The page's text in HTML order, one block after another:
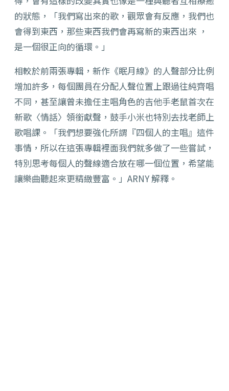
的狀態，「我們寫出來的歌，觀眾會有反應，我們也
會得到東西，那些東西我們會再寫新的東西出來 ，
是一個很正向的循環。」
相較於前兩張專輯，新作《眠月線》的人聲部分比例
增加許多，每個團員在分配人聲位置上跟過往純齊唱
不同，甚至讓曾未擔任主唱角色的吉他手老鼠首次在
新歌〈情話〉領銜獻聲，鼓手小米也特別去找老師上
歌唱課。「我們想要強化所謂『四個人的主唱』這件
事情，所以在這張專輯裡面我們就多做了一些嘗試，
特別思考每個人的聲線適合放在哪一個位置，希望能
讓樂曲聽起來更精緻豐富。」ARNY 解釋。